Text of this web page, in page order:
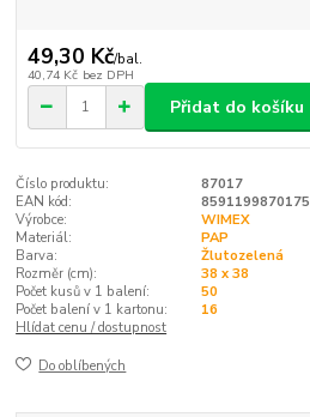
49,30 Kč/bal.
40,74 Kč bez DPH
Přidat do košíku
Číslo produktu:
87017
EAN kód:
8591199870175
Výrobce:
WIMEX
Materiál:
PAP
Barva:
Žlutozelená
Rozměr (cm):
38 x 38
Počet kusů v 1 balení:
50
Počet balení v 1 kartonu:
16
Hlídat cenu / dostupnost
Do oblíbených